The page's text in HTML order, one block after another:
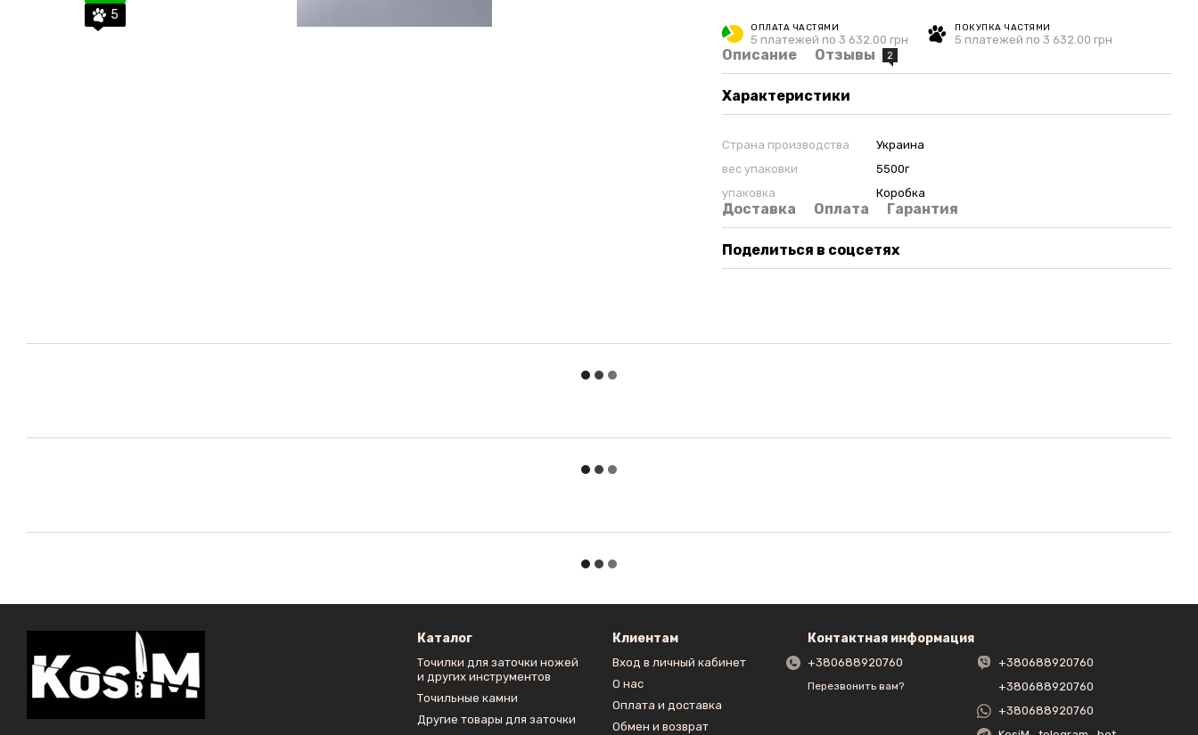
5
ОПЛАТА ЧАСТЯМИ
5 платежей по 3 632.00 грн
ПОКУПКА ЧАСТЯМИ
5 платежей по 3 632.00 грн
Описание Отзывы 2
Характеристики
Страна производства
Украина
вес упаковки
5500г
упаковка
Коробка
Доставка Оплата Гарантия
Поделиться в соцсетях
Каталог
Точилки для заточки ножей
и других инструментов
Точильные камни
Другие товары для заточки
Клиентам
Вход в личный кабинет
О нас
Оплата и доставка
Обмен и возврат
Контактная информация
+380688920760
Перезвонить вам?
+380688920760
+380688920760
+380688920760